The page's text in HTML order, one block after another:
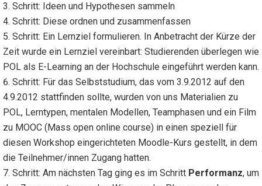
Schritt: Ideen und Hypothesen sammeln
Schritt: Diese ordnen und zusammenfassen
Schritt: Ein Lernziel formulieren. In Anbetracht der Kürze der
Zeit wurde ein Lernziel vereinbart: Studierenden überlegen wie
POL als E-Learning an der Hochschule eingeführt werden kann.
Schritt: Für das Selbststudium, das vom 3.9.2012 auf den
4.9.2012 stattfinden sollte, wurden von uns Materialien zu
POL, Lerntypen, mentalen Modellen, Teamphasen und ein Film
zu MOOC (Mass open online course) in einen speziell für
diesen Workshop eingerichteten Moodle-Kurs gestellt, in dem
die Teilnehmer/innen Zugang hatten.
Schritt: Am nächsten Tag ging es im Schritt Performanz, um